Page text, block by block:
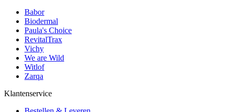
Babor
Biodermal
Paula's Choice
RevitalTrax
Vichy
We are Wild
Witlof
Zarqa
Klantenservice